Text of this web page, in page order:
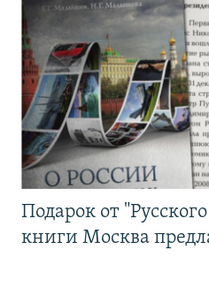
Подарок от
книги Москва